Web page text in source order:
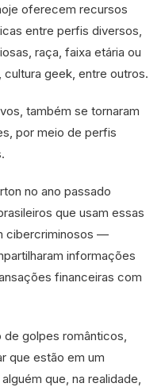
oferecem recursos
entre perfis diversos,
raça, faixa etária ou
geek, entre outros.
também se tornaram
por meio de perfis
no ano passado
que usam essas
cibercriminosos —
informações
financeiras com
de golpes românticos,
que estão em um
que, na realidade,